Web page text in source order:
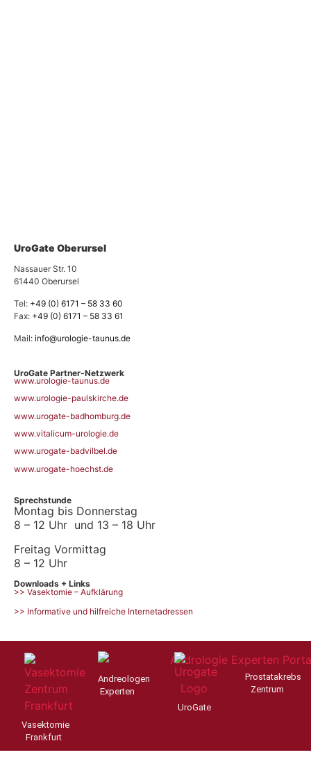
UroGate Oberursel
Nassauer Str. 10
61440 Oberursel
Tel: +49 (0) 6171 – 58 33 60
Fax: +49 (0) 6171 – 58 33 61
Mail: info@urologie-taunus.de
UroGate Partner-Netzwerk
www.urologie-taunus.de
www.urologie-paulskirche.de
www.urogate-badhomburg.de
www.vitalicum-urologie.de
www.urogate-badvilbel.de
www.urogate-hoechst.de
Sprechstunde
Montag bis Donnerstag
8 – 12 Uhr und 13 – 18 Uhr
Freitag Vormittag
8 – 12 Uhr
Downloads + Links
>> Vasektomie – Aufklärung
>> Informative und hilfreiche Internetadressen
Vasektomie
Frankfurt
Andreologen
Experten
UroGate
Prostatakrebs
Zentrum